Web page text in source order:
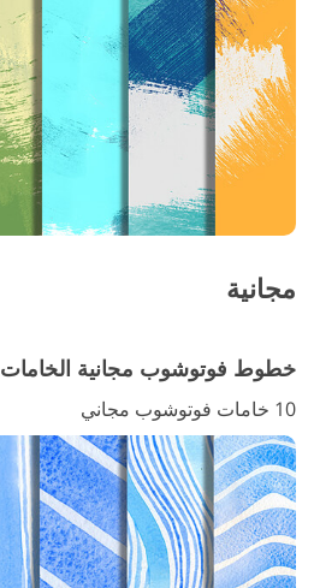
مجانية
خطوط فوتوشوب مجانية الخامات
10 خامات فوتوشوب مجاني